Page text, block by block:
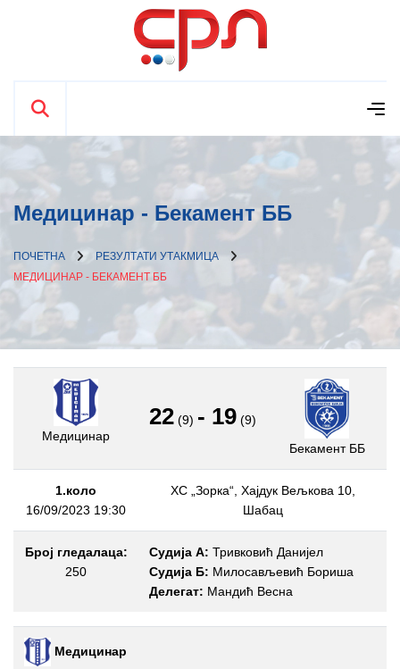
Медицинар - Бекамент ББ
ПОЧЕТНА
РЕЗУЛТАТИ УТАКМИЦА
МЕДИЦИНАР - БЕКАМЕНТ ББ
Медицинар
22 (9) - 19 (9)
Бекамент ББ
1.коло
16/09/2023 19:30
ХС „Зорка“, Хајдук Вељкова 10,
Шабац
Број гледалаца:
250
Судија А: Тривковић Данијел
Судија Б: Милосављевић Бориша
Делегат: Мандић Весна
Медицинар